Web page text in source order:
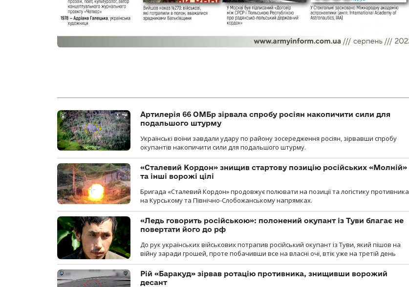
Артилерія 66 ОМБр зірвала спробу росіян накопичити сили для
подальшого штурму
Українські воїни завдали удару по району зосередження росіян, зірвавши спробу
окупантів накопичити сили для подальшого штурму.
«Сталевий Кордон» знищив стартову позицію російських «Молній»
та інші ворожі цілі
Бригада «Сталевий Кордон» продовжує полювати на позиції та логістику противника
на Курському та Північно-Слобожанському напрямках.
«Ледь говорить російською»: полонений окупант із Туви благає не
повертати його до рф
До рук українських військових потрапив російський окупант із Туви, який пішов на
війну заради грошей, проте побачивши все на власні очі, втік уже на третій день
Рій «Баракуд» зірвав ротацію противника, знищивши ворожий
десант